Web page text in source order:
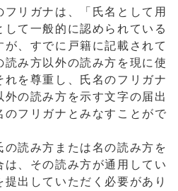
リガナは、「氏名として用
て一般的に認められている
が、すでに戸籍に記載されて
み方以外の読み方を現に使
れを尊重し、氏名のフリガナ
の読み方を示す文字の届出
のフリガナとみなすことがで
読み方または名の読み方を
、その読み方が通用してい
出していただく必要があり